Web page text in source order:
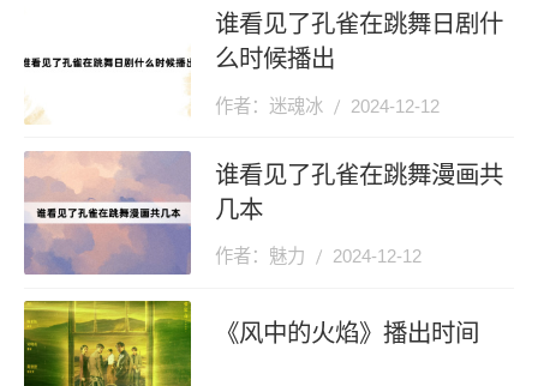
谁看见了孔雀在跳舞日剧什
么时候播出
作者：迷魂冰 2024-12-12
谁看见了孔雀在跳舞漫画共
几本
作者：魅力 2024-12-12
《风中的火焰》播出时间